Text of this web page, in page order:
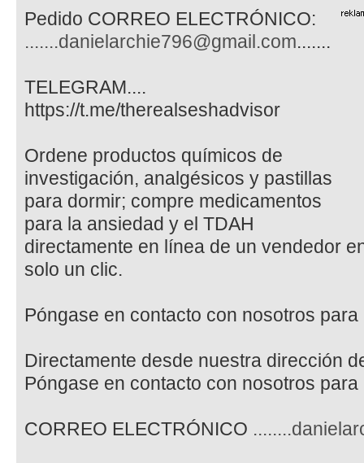
Pedido CORREO ELECTRÓNICO:
.......danielarchie796@gmail.com.......
TELEGRAM....
https://t.me/therealseshadvisor
Ordene productos químicos de
investigación, analgésicos y pastillas
para dormir; compre medicamentos
para la ansiedad y el TDAH
directamente en línea de un vendedor
solo un clic.
Póngase en contacto con nosotros
Directamente desde nuestra dirección
Póngase en contacto con nosotros
CORREO ELECTRÓNICO